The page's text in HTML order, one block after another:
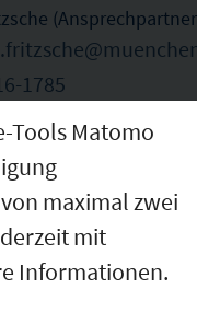
1785
Tools Matomo
maximal zwei
mit
Informationen.